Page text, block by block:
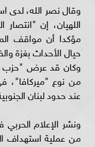
وقال نصر الله، لدى
اللهيان، إن
مؤكدا أن مواقف
حيال الأحداث بغزة
وكان قد عرض "حزب
من نوع "ميركافا"،
عند حدود لبنان
ونشر الإعلام
من عملية استهداف